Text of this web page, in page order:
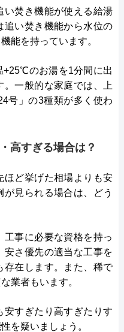
い焚き機能が使える給湯
追い焚き機能から水位の
能を持っています。
+25℃のお湯を1分間に出
一般的な家庭では、上
号」の3種類が多く使わ
高すぎる場合は？
ほど挙げた相場よりも安
見られる場合は、どう
事に必要な資格を持っ
安さ優先の適当な工事を
存在します。また、稀で
業者もいます。
安すぎたり高すぎたりす
を疑いましょう。